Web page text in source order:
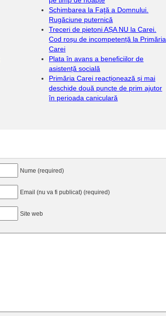
Schimbarea la Faţă a Domnului.
Rugăciune puternică
Treceri de pietoni AȘA NU la Carei.
Cod roșu de incompetență la Primăria
Carei
Plata în avans a beneficiilor de
asistență socială
Primăria Carei reacționează și mai
deschide două puncte de prim ajutor
în perioada caniculară
Nume (required)
Email (nu va fi publicat) (required)
Site web